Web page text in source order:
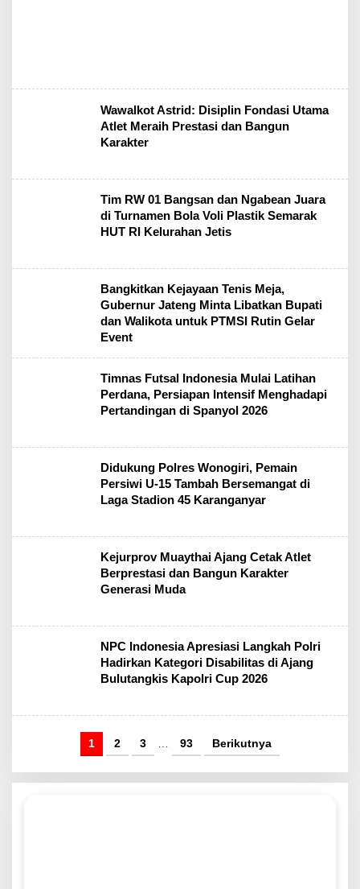
Wawalkot Astrid: Disiplin Fondasi Utama
Atlet Meraih Prestasi dan Bangun
Karakter
Tim RW 01 Bangsan dan Ngabean Juara
di Turnamen Bola Voli Plastik Semarak
HUT RI Kelurahan Jetis
Bangkitkan Kejayaan Tenis Meja,
Gubernur Jateng Minta Libatkan Bupati
dan Walikota untuk PTMSI Rutin Gelar
Event
Timnas Futsal Indonesia Mulai Latihan
Perdana, Persiapan Intensif Menghadapi
Pertandingan di Spanyol 2026
Didukung Polres Wonogiri, Pemain
Persiwi U-15 Tambah Bersemangat di
Laga Stadion 45 Karanganyar
Kejurprov Muaythai Ajang Cetak Atlet
Berprestasi dan Bangun Karakter
Generasi Muda
NPC Indonesia Apresiasi Langkah Polri
Hadirkan Kategori Disabilitas di Ajang
Bulutangkis Kapolri Cup 2026
1 2 3 93 Berikutnya